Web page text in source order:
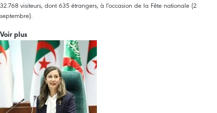
32.768 visiteurs, dont 635 étrangers, à l'occasion de la Fête nationale (2
septembre).
Voir plus